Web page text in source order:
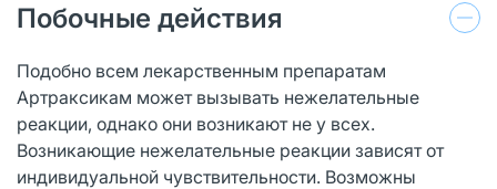
Побочные действия
Подобно всем лекарственным препаратам
Артраксикам может вызывать нежелательные
реакции, однако они возникают не у всех.
Возникающие нежелательные реакции зависят от
индивидуальной чувствительности. Возможны